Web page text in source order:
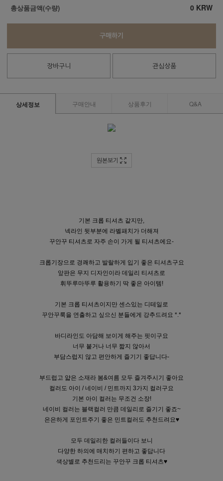
총상품금액(수량) 0 KRW
구매하기
장바구니 관심상품
상세정보 구매안내 상품후기 Q&A
원본보기
기본 크롭 티셔츠 같지만,
넥라인 뒷부분에 라벨패치가 더해져
꾸안꾸 티셔츠로 자주 손이 가게 될 티셔츠에요-
크롭기장으로 경쾌하고 발랄하게 입기 좋은 티셔츠구요
앞판은 무지 디자인이라 데일리 티셔츠로
휘뚜루마뚜루 활용하기 딱 좋은 아이템!
기본 크롭 티셔츠이지만 센스있는 디테일로
꾸안꾸룩을 연출하고 싶으신 분들에게 강추드려요 *.*
바디라인도 아담해 보이게 해주는 핏이구요
너무 붙거나 너무 짧지 않아서
부담스럽지 않고 편안하게 즐기기 좋답니다-
부드럽고 얇은 소재라 봄&여름 모두 즐겨주시기 좋아요
컬러도 아이 / 네이비 / 민트까지 3가지 컬러구요
기본 아이 컬러는 무조건 소장!
네이비 컬러는 블랙컬러 만큼 데일리로 즐기기 좋죠~
은은하게 포인트주기 좋은 민트컬러도 추천드려요♥
모두 데일리한 컬러들이다 보니
다양한 하의에 매치하기 편하고 좋답니다
색상별로 추천드리는 꾸안꾸 크롭 티셔츠♥